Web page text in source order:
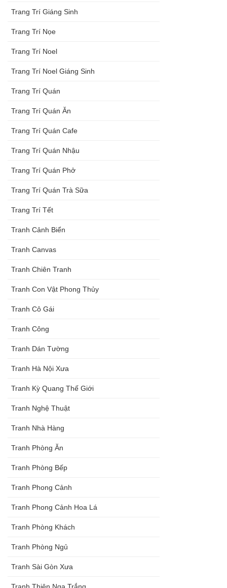
Trang Trí Giáng Sinh
Trang Trí Nọe
Trang Trí Noel
Trang Trí Noel Giáng Sinh
Trang Trí Quán
Trang Trí Quán Ăn
Trang Trí Quán Cafe
Trang Trí Quán Nhậu
Trang Trí Quán Phở
Trang Trí Quán Trà Sữa
Trang Trí Tết
Tranh Cảnh Biển
Tranh Canvas
Tranh Chiên Tranh
Tranh Con Vật Phong Thủy
Tranh Cô Gái
Tranh Công
Tranh Dán Tường
Tranh Hà Nội Xưa
Tranh Kỳ Quang Thế Giới
Tranh Nghệ Thuật
Tranh Nhà Hàng
Tranh Phòng Ăn
Tranh Phòng Bếp
Tranh Phong Cảnh
Tranh Phong Cảnh Hoa Lá
Tranh Phòng Khách
Tranh Phòng Ngủ
Tranh Sài Gòn Xưa